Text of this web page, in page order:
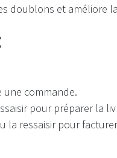
doublons et améliore
une commande.
pour préparer la
la ressaisir pour